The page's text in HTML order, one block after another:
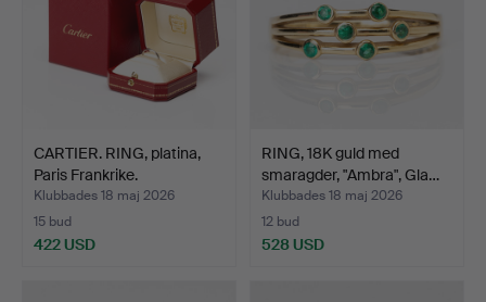
CARTIER. RING, platina,
Paris Frankrike.
Klubbades 18 maj 2026
15 bud
422 USD
RING, 18K guld med
smaragder, "Ambra", Gla…
Klubbades 18 maj 2026
12 bud
528 USD